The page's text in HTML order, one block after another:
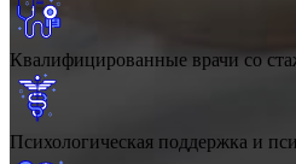
Квалифицированные врачи со
Психологическая поддержка и